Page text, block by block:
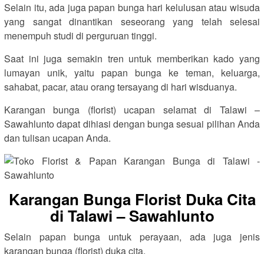
Selain itu, ada juga papan bunga hari kelulusan atau wisuda
yang sangat dinantikan seseorang yang telah selesai
menempuh studi di perguruan tinggi.
Saat ini juga semakin tren untuk memberikan kado yang
lumayan unik, yaitu papan bunga ke teman, keluarga,
sahabat, pacar, atau orang tersayang di hari wisduanya.
Karangan bunga (florist) ucapan selamat di Talawi –
Sawahlunto dapat dihiasi dengan bunga sesuai pilihan Anda
dan tulisan ucapan Anda.
Karangan Bunga Florist Duka Cita
di Talawi – Sawahlunto
Selain papan bunga untuk perayaan, ada juga jenis
karangan bunga (florist) duka cita.